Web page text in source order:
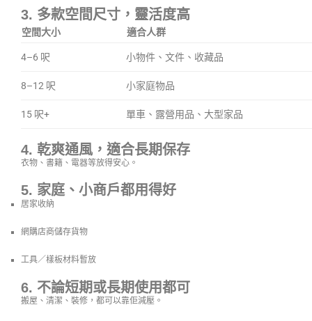
3. 多款空間尺寸，靈活度高
空間大小 適合人群
4–6 呎 小物件、文件、收藏品
8–12 呎 小家庭物品
15 呎+ 單車、露營用品、大型家品
4. 乾爽通風，適合長期保存
衣物、書籍、電器等放得安心。
5. 家庭、小商戶都用得好
居家收納
網購店商儲存貨物
工具／樣板材料暫放
6. 不論短期或長期使用都可
搬屋、清潔、裝修，都可以靠佢減壓。